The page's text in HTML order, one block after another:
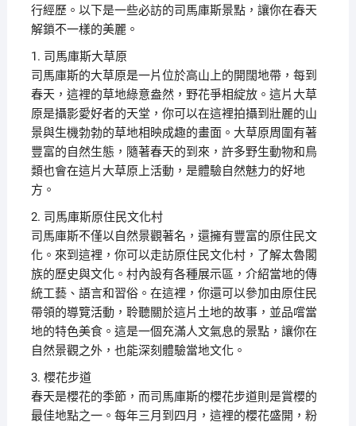
行經歷。以下是一些必訪的司馬庫斯景點，讓你在春天
解鎖不一樣的美麗。
1. 司馬庫斯大草原
司馬庫斯的大草原是一片位於高山上的開闊地帶，每到
春天，這裡的草地綠意盎然，野花爭相綻放。這片大草
原是攝影愛好者的天堂，你可以在這裡拍攝到壯麗的山
景與生機勃勃的草地相映成趣的畫面。大草原周圍有著
豐富的自然生態，隨著春天的到來，許多野生動物和鳥
類也會在這片大草原上活動，是體驗自然魅力的好地
方。
2. 司馬庫斯原住民文化村
司馬庫斯不僅以自然景觀著名，還擁有豐富的原住民文
化。來到這裡，你可以走訪原住民文化村，了解太魯閣
族的歷史與文化。村內設有各種展示區，介紹當地的傳
統工藝、語言和習俗。在這裡，你還可以參加由原住民
帶領的導覽活動，聆聽關於這片土地的故事，並品嚐當
地的特色美食。這是一個充滿人文氣息的景點，讓你在
自然景觀之外，也能深刻體驗當地文化。
3. 櫻花步道
春天是櫻花的季節，而司馬庫斯的櫻花步道則是賞櫻的
最佳地點之一。每年三月到四月，這裡的櫻花盛開，粉